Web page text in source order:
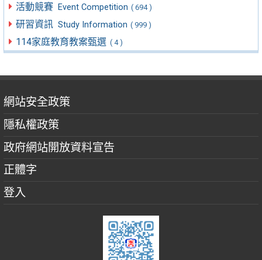
活動競賽 Event Competition ( 694 )
研習資訊 Study Information ( 999 )
114家庭教育教案甄選 ( 4 )
網站安全政策
隱私權政策
政府網站開放資料宣告
正體字
登入